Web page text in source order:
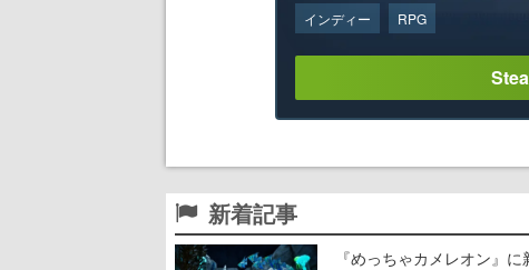
インディー RPG
新着記事
『めっちゃカメレオン』